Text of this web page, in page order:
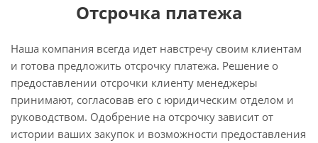
Отсрочка платежа
Наша компания всегда идет навстречу своим клиентам
и готова предложить отсрочку платежа. Решение о
предоставлении отсрочки клиенту менеджеры
принимают, согласовав его с юридическим отделом и
руководством. Одобрение на отсрочку зависит от
истории ваших закупок и возможности предоставления